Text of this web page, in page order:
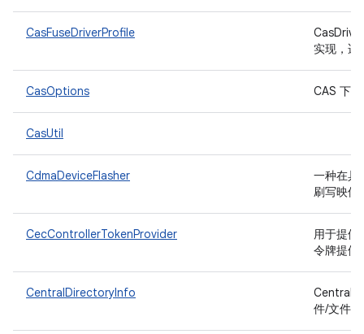
CasFuseDriverProfile
实现，适
CasOptions CAS 下
CasUtil
CdmaDeviceFlasher
一种在具
刷写映
CecControllerTokenProvider
用于提供
令牌提供
CentralDirectoryInfo
件/文件